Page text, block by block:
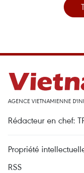
AGENCE VIETNAMIENNE
Rédacteur en chef:
Propriété
RSS